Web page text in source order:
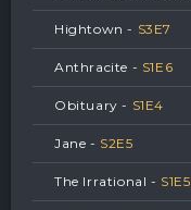
Hightown - S3 E7
Anthracite - S1 E 6
Obituary - S1 E4
Jane - S2E5
The Irrational - S1E5